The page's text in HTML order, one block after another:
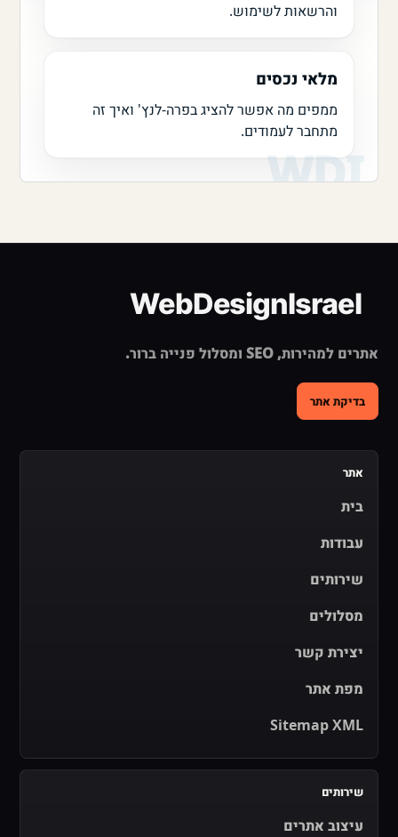
והרשאות לשימוש.
מלאי נכסים
ממפים מה אפשר להציג בפרה-לנץ' ואיך זה
מתחבר לעמודים.
אתרים למהירות, SEO ומסלול פנייה ברור.
בדיקת אתר
אתר
בית
עבודות
שירותים
מסלולים
יצירת קשר
מפת אתר
Sitemap XML
שירותים
עיצוב אתרים